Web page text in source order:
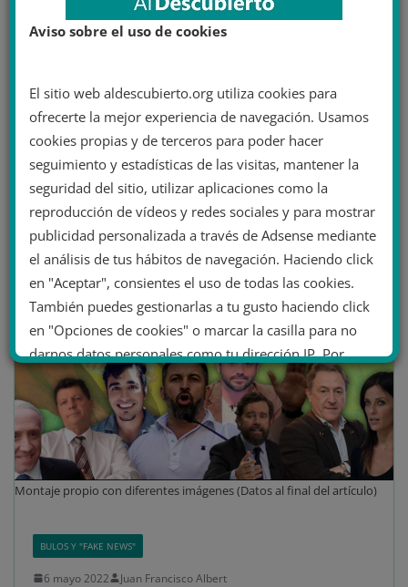
Recopilación de bulos de la
noviembre de 2022
Un mes más traemos nuestra recopilación de bulos de
la extrema derecha, perteneciente al mes de
noviembre de 2022.
Leer más
Montaje propio con diferentes imágenes (Datos al final del artículo)
BULOS Y "FAKE NEWS"
6 mayo 2022
Juan Francisco Albert
Aviso sobre el uso de cookies
El sitio web aldescubierto.org utiliza cookies para
ofrecerte la mejor experiencia de navegación. Usamos
cookies propias y de terceros para poder hacer
seguimiento y estadísticas de las visitas, mantener la
seguridad del sitio, utilizar aplicaciones como la
reproducción de vídeos y redes sociales y para mostrar
publicidad personalizada a través de Adsense mediante
el análisis de tus hábitos de navegación. Haciendo click
en "Aceptar", consientes el uso de todas las cookies.
También puedes gestionarlas a tu gusto haciendo click
en "Opciones de cookies" o marcar la casilla para no
darnos datos personales como tu dirección IP. Por
último, puedes leer nuestra Política de cookies.
No dar mi información personal
.
Opciones de cookies Aceptar cookies
Rechazar cookies